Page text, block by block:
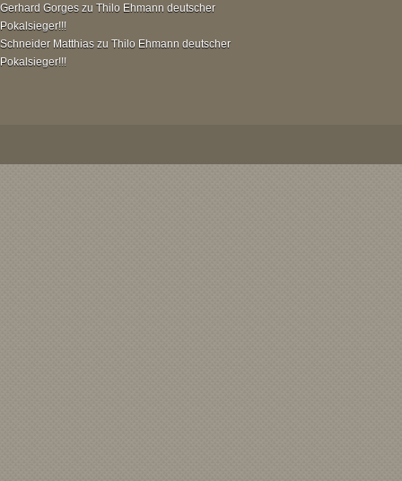
Gerhard Gorges zu Thilo Ehmann deutscher
Pokalsieger!!!
Schneider Matthias zu Thilo Ehmann deutscher
Pokalsieger!!!